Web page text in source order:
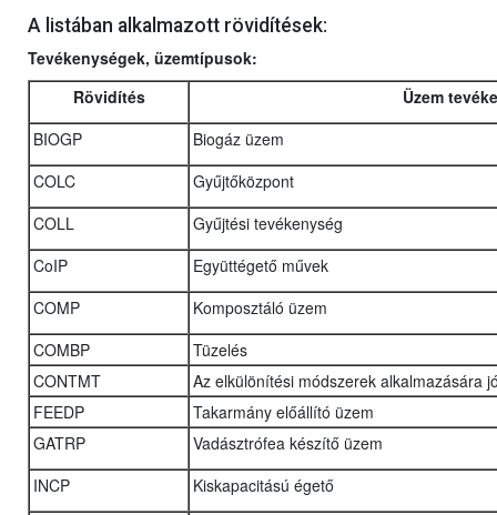
A listában alkalmazott rövidítések:
Tevékenységek, üzemtípusok:
Rövidítés
Üzem
BIOGP
Biogáz üzem
COLC
Gyűjtőközpont
COLL
Gyűjtési tevékenység
CoIP
Együttégető művek
COMP
Komposztáló üzem
COMBP
Tüzelés
CONTMT
Az elkülönítési módszerek alkalmazására
FEEDP
Takarmány előállító üzem
GATRP
Vadásztrófea készítő üzem
INCP
Kiskapacitású égető